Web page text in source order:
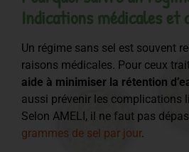
Indications médicales et
Un régime sans sel est souvent
raisons médicales. Pour ceux
aide à minimiser la rétention
aussi prévenir les complications
Selon AMELI, il ne faut pas
grammes de sel par jour.